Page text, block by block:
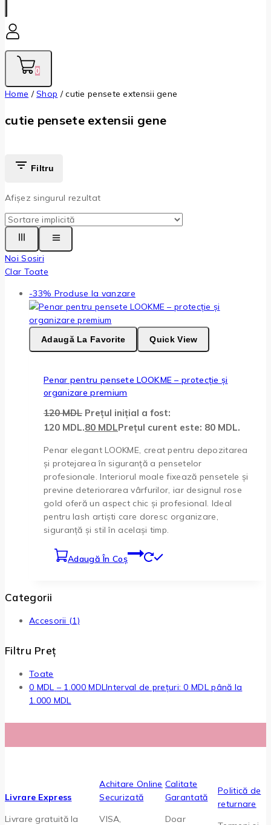
0
Home / Shop / cutie pensete extensii gene
cutie pensete extensii gene
Filtru
Afișez singurul rezultat
Noi Sosiri
Clar Toate
-33% Produse la vanzare
Adaugă La Favorite Quick View
Penar pentru pensete LOOKME – protecție și
organizare premium
120MDL Prețul inițial a fost:
120 MDL.80 MDLPrețul curent este: 80 MDL.
Penar elegant LOOKME, creat pentru depozitarea
și protejarea în siguranță a pensetelor
profesionale. Interiorul moale fixează pensetele și
previne deteriorarea vârfurilor, iar designul rose
gold oferă un aspect chic și profesional. Ideal
pentru lash artiști care doresc organizare,
siguranță și stil în același timp.
Adaugă În Coș
Categorii
Accesorii (1)
Filtru Preț
Toate
0 MDL – 1.000MDLInterval de prețuri: 0 MDL până la
1.000 MDL
Livrare Express
Livrare gratuită la
Achitare Online
Securizată
VISA,
Calitate
Garantată
Doar
Politică de
returnare